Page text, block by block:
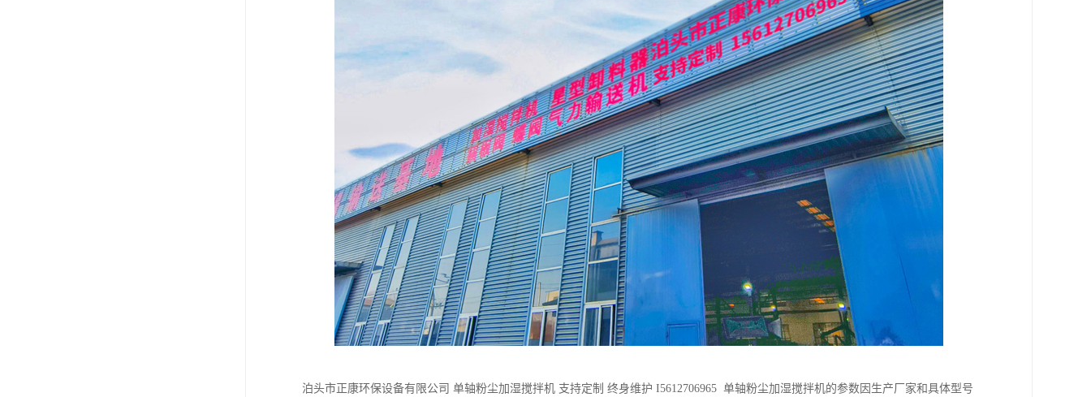
泊头市正康环保设备有限公司 单轴粉尘加湿搅拌机 支持定制 终身维护 I5612706965 单轴粉尘加湿搅拌机的参数因生产厂家和具体型号